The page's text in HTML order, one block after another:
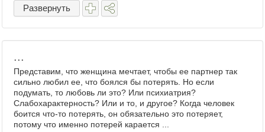
Развернуть
...
Представим, что женщина мечтает, чтобы ее партнер так
сильно любил ее, что боялся бы потерять. Но если
подумать, то любовь ли это? Или психиатрия?
Слабохарактерность? Или и то, и другое? Когда человек
боится что-то потерять, он обязательно это потеряет,
потому что именно потерей карается ...